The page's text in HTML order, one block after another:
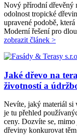
Nový přírodní dřevěný
odolnost tropické
upravené podobě,
Moderní řešení pro
zobrazit článek >
Jaké dřevo na
životností a
Nevíte, jaký materiál si
je tu přehled
ceny. Dozvíte se,
dřeviny konkurovat